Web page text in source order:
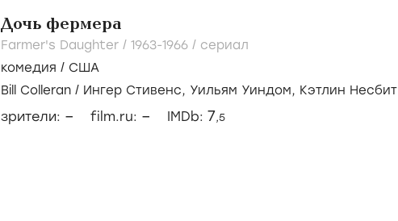
Дочь фермера
Farmer's Daughter / 1963-1966 / сериал
комедия / США
Bill Colleran / Ингер Стивенс, Уильям Уиндом, Кэтлин Несбит
зрители: – film.ru: – IMDb: 7,5